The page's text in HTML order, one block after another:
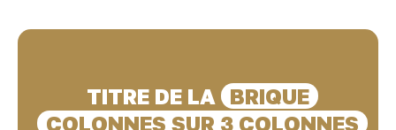
TITRE DE LA
BRIQUE
COLONNES SUR 3 COLONNES